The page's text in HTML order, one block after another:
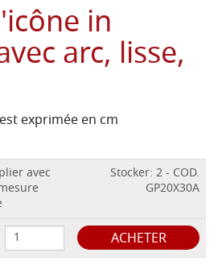
in
arc, lisse,
exprimée en cm
avec
Stocker: 2 - COD.
GP20X30A
ACHETER